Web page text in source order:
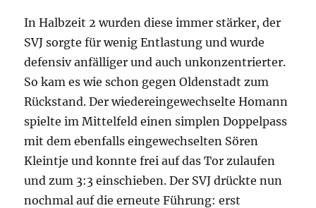
In Halbzeit 2 wurden diese immer stärker, der
SVJ sorgte für wenig Entlastung und wurde
defensiv anfälliger und auch unkonzentrierter.
So kam es wie schon gegen Oldenstadt zum
Rückstand. Der wiedereingewechselte Homann
spielte im Mittelfeld einen simplen Doppelpass
mit dem ebenfalls eingewechselten Sören
Kleintje und konnte frei auf das Tor zulaufen
und zum 3:3 einschieben. Der SVJ drückte nun
nochmal auf die erneute Führung: erst